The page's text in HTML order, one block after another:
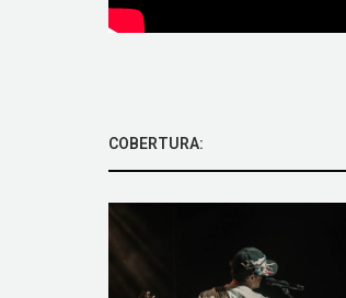
COBERTURA: